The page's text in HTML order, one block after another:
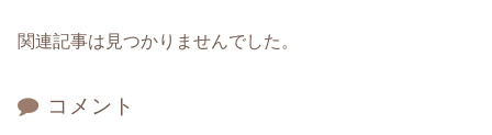
関連記事は見つかりませんでした。
コメント